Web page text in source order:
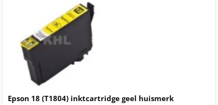
Epson 18 (T1804) inktcartridge geel huismerk